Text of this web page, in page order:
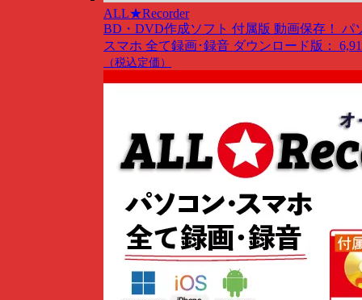
ALL★Recorder
BD・DVD作成ソフト 付属版 動画保存！ パ
スマホ 全て録画･録音 ダウンロード版：
（税込定価）